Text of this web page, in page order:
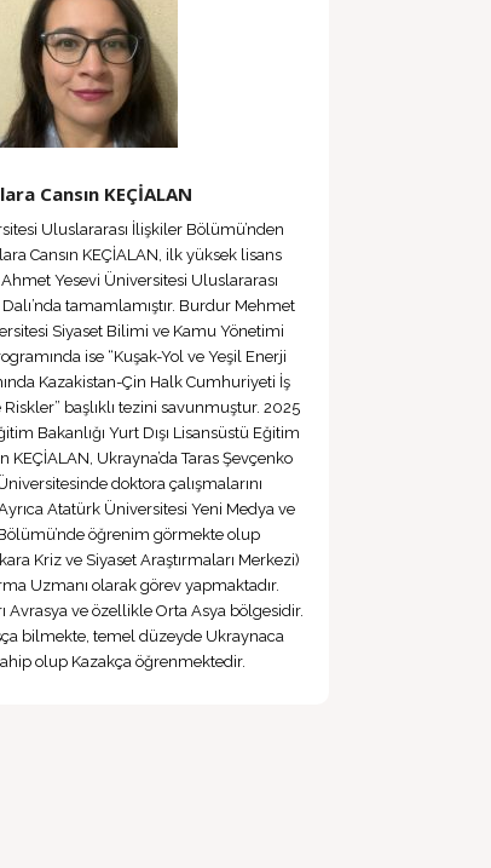
Cansın KEÇİALAN
Uluslararası İlişkiler Bölümü’nden
Cansın KEÇİALAN, ilk yüksek lisans
Yesevi Üniversitesi Uluslararası
tamamlamıştır. Burdur Mehmet
Siyaset Bilimi ve Kamu Yönetimi
ise “Kuşak-Yol ve Yeşil Enerji
Kazakistan-Çin Halk Cumhuriyeti İş
Riskler” başlıklı tezini savunmuştur. 2025
Bakanlığı Yurt Dışı Lisansüstü Eğitim
KEÇİALAN, Ukrayna’da Taras Şevçenko
doktora çalışmalarını
Atatürk Üniversitesi Yeni Medya ve
öğrenim görmekte olup
Kriz ve Siyaset Araştırmaları Merkezi)
Uzmanı olarak görev yapmaktadır.
Avrasya ve özellikle Orta Asya bölgesidir.
bilmekte, temel düzeyde Ukraynaca
olup Kazakça öğrenmektedir.